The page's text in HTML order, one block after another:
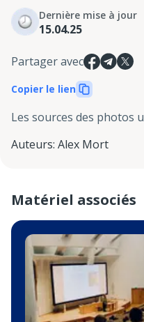
Dernière mise à jour
15.04.25
Partager avec
Copier le lien
Les sources des photos
Auteurs: Alex Mort
Matériel associés